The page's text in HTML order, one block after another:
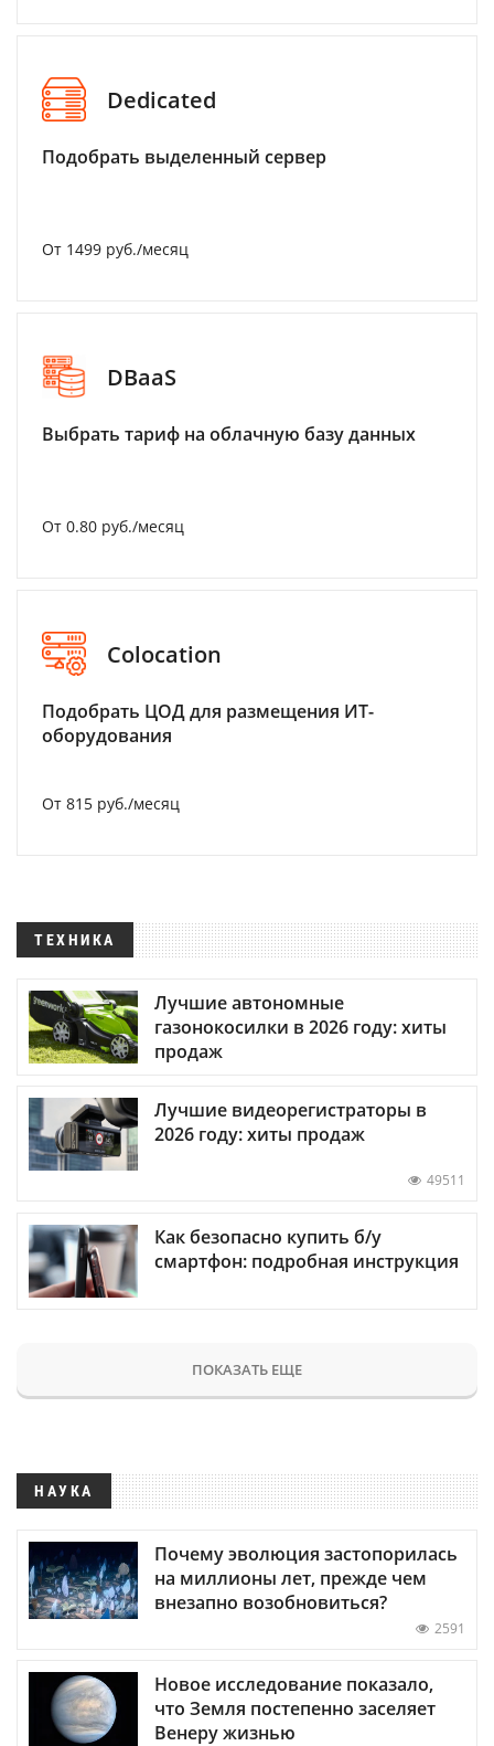
Dedicated
Подобрать выделенный сервер
От 1499 руб./месяц
DBaaS
Выбрать тариф на облачную базу данных
От 0.80 руб./месяц
Colocation
Подобрать ЦОД для размещения ИТ-
оборудования
От 815 руб./месяц
ТЕХНИКА
Лучшие автономные
газонокосилки в 2026 году: хиты
продаж
Лучшие видеорегистраторы в
2026 году: хиты продаж
49511
Как безопасно купить б/у
смартфон: подробная инструкция
ПОКАЗАТЬ ЕЩЕ
НАУКА
Почему эволюция застопорилась
на миллионы лет, прежде чем
внезапно возобновиться?
2591
Новое исследование показало,
что Земля постепенно заселяет
Венеру жизнью